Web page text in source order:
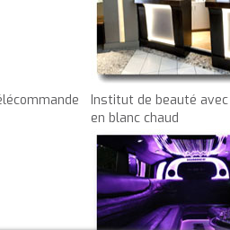
Institut de beauté
en blanc chaud